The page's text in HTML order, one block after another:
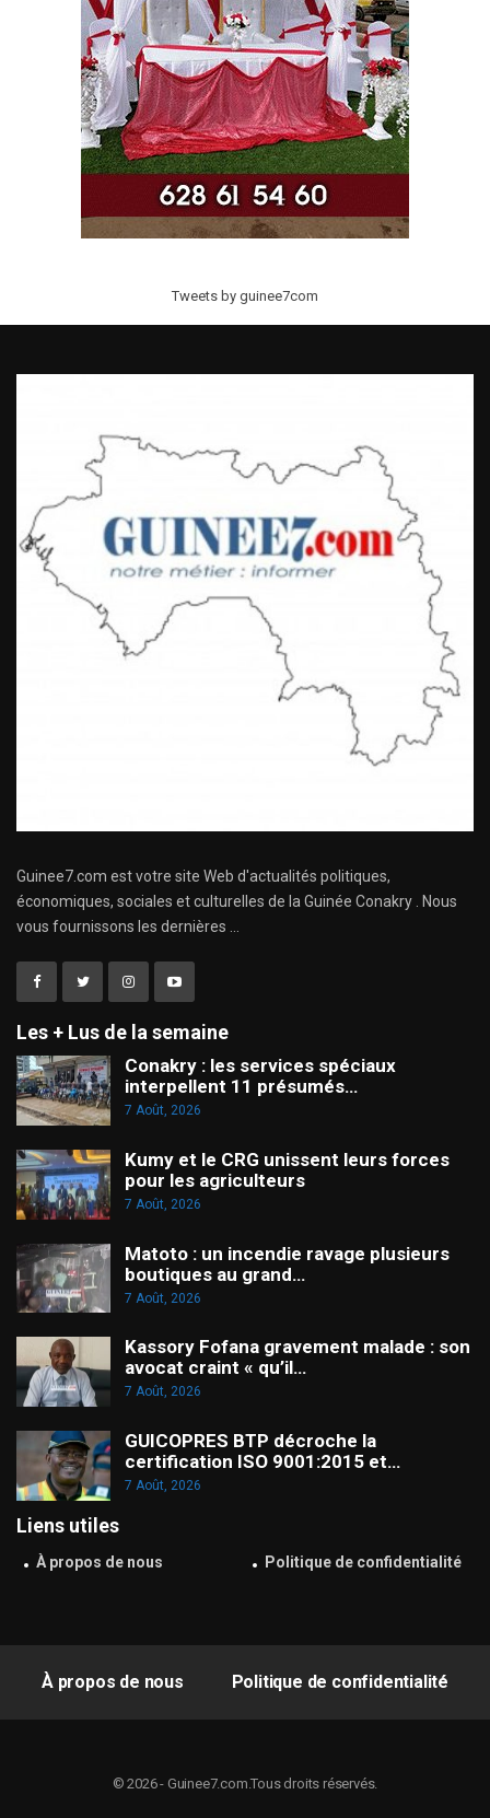
Tweets by guinee7com
Guinee7.com est votre site Web d'actualités politiques,
économiques, sociales et culturelles de la Guinée Conakry . Nous
vous fournissons les dernières ...
Les + Lus de la semaine
Conakry : les services spéciaux
interpellent 11 présumés…
7 Août, 2026
Kumy et le CRG unissent leurs forces
pour les agriculteurs
7 Août, 2026
Matoto : un incendie ravage plusieurs
boutiques au grand…
7 Août, 2026
Kassory Fofana gravement malade : son
avocat craint « qu’il…
7 Août, 2026
GUICOPRES BTP décroche la
certification ISO 9001:2015 et…
7 Août, 2026
Liens utiles
À propos de nous Politique de confidentialité
À propos de nous Politique de confidentialité
© 2026 - Guinee7.com.Tous droits réservés.